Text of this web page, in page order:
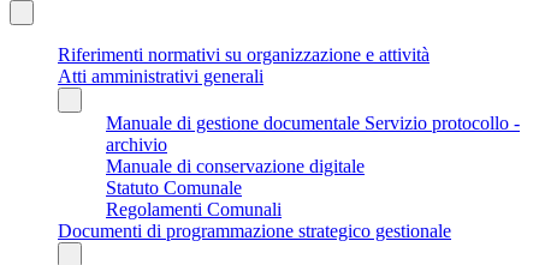
Riferimenti normativi su organizzazione e attività
Atti amministrativi generali
Manuale di gestione documentale Servizio protocollo -
archivio
Manuale di conservazione digitale
Statuto Comunale
Regolamenti Comunali
Documenti di programmazione strategico gestionale